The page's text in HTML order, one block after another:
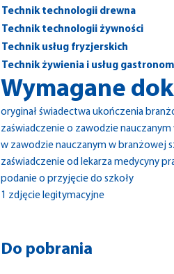
Technik technologii drewna
Technik technologii żywności
Technik usług fryzjerskich
Technik żywienia i usług
Wymagane
oryginał świadectwa ukończenia
zaświadczenie o zawodzie
w zawodzie nauczanym w branżowej
zaświadczenie od lekarza medycyny
podanie o przyjęcie do szkoły
1 zdjęcie legitymacyjne
Do pobrania